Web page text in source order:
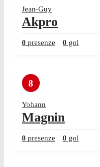
Jean-Guy
Akpro
0 presenze 0 gol
8
Yohann
Magnin
0 presenze 0 gol